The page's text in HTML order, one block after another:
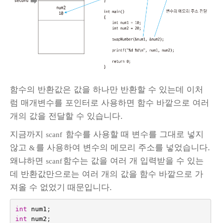
함수의 반환값은 값을 하나만 반환할 수 있는데 이처
럼 매개변수를 포인터로 사용하면 함수 바깥으로 여러
개의 값을 전달할 수 있습니다.
지금까지 scanf 함수를 사용할 때 변수를 그대로 넣지
않고 & 를 사용하여 변수의 메모리 주소를 넣었습니다.
왜냐하면 scanf함수는 값을 여러 개 입력받을 수 있는
데 반환값만으로는 여러 개의 값을 함수 바깥으로 가
져올 수 없었기 때문입니다.
int num1 ;
int
num2 ;